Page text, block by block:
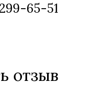
65-51
отзыв